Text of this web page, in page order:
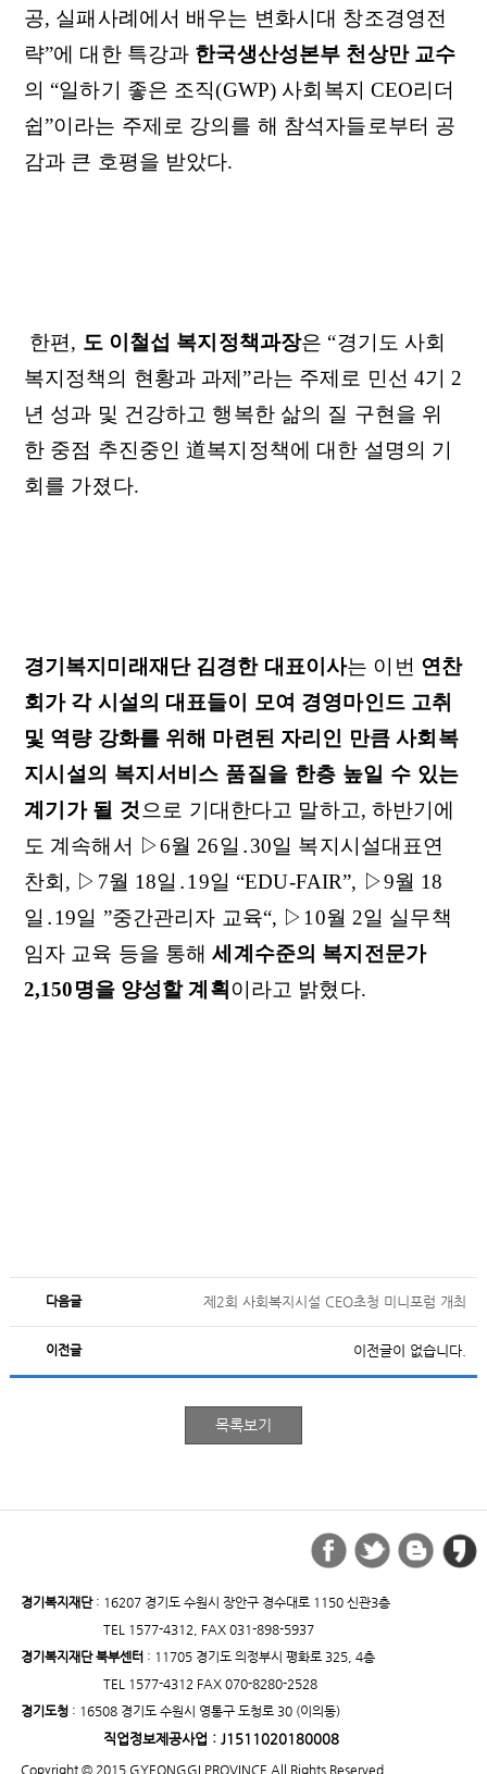
공, 실패사례에서 배우는 변화시대 창조경영전
략”에 대한 특강과 한국생산성본부 천상만 교수
의 “일하기 좋은 조직(GWP) 사회복지 CEO리더
쉽”이라는 주제로 강의를 해 참석자들로부터 공
감과 큰 호평을 받았다.
한편, 도 이철섭 복지정책과장은 “경기도 사회
복지정책의 현황과 과제”라는 주제로 민선 4기 2
년 성과 및 건강하고 행복한 삶의 질 구현을 위
한 중점 추진중인 道복지정책에 대한 설명의 기
회를 가졌다.
경기복지미래재단 김경한 대표이사는 이번 연찬
회가 각 시설의 대표들이 모여 경영마인드 고취
및 역량 강화를 위해 마련된 자리인 만큼 사회복
지시설의 복지서비스 품질을 한층 높일 수 있는
계기가 될 것 으로 기대한다고 말하고, 하반기에
도 계속해서 ▷6월 26일․30일 복지시설대표연
찬회, ▷7월 18일․19일 “EDU-FAIR”, ▷9월 18
일․19일 ”중간관리자 교육“, ▷10월 2일 실무책
임자 교육 등을 통해세계수준의 복지전문가
2,150명을 양성할 계획 이라고 밝혔다.
다음글 제2회 사회복지시설 CEO초청 미니포럼 개최
이전글 이전글이 없습니다.
경기복지재단: 16207 경기도 수원시 장안구 경수대로 1150 신관3층
TEL 1577-4312, FAX 031-898-5937
경기복지재단 북부센터 : 11705 경기도 의정부시 평화로 325, 4층
TEL 1577-4312 FAX 070-8280-2528
경기도청: 16508 경기도 수원시 영통구 도청로 30 (이의동)
직업정보제공사업 : J1511020180008
Copyright © 2015 GYEONGGI PROVINCE All Rights Reserved.